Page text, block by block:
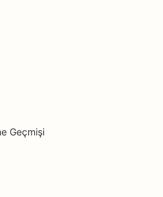
için SEO
için SEO
Geçmişi